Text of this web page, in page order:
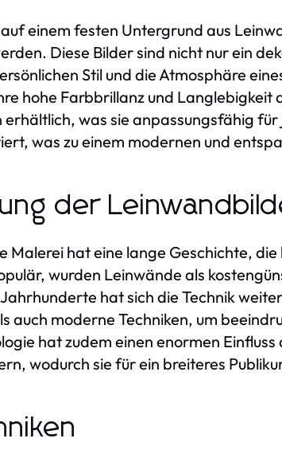
einem festen Untergrund aus
Diese Bilder sind nicht nur ein
Stil und die Atmosphäre
hohe Farbbrillanz und Langlebigkeit
was sie anpassungsfähig für
was zu einem modernen und
der
hat eine lange Geschichte, die
wurden Leinwände als
hat sich die Technik
auch moderne Techniken, um
hat zudem einen enormen Einfluss
wodurch sie für ein breiteres